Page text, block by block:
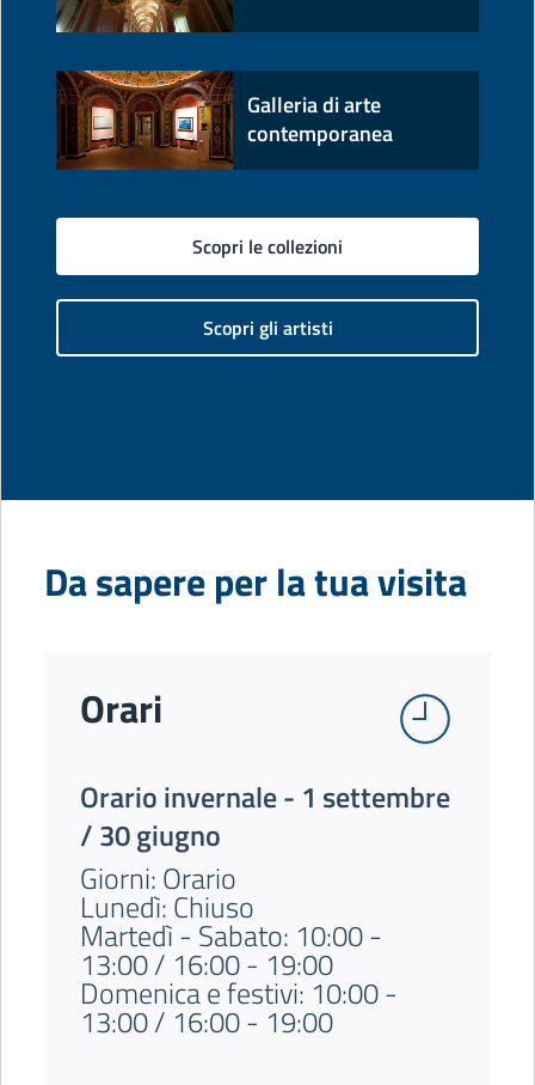
Galleria di arte
contemporanea
Scopri le collezioni
Scopri gli artisti
Da sapere per la tua visita
Orari
Orario invernale - 1 settembre
/ 30 giugno
Giorni: Orario
Lunedì: Chiuso
Martedì - Sabato: 10:00 -
13:00 / 16:00 - 19:00
Domenica e festivi: 10:00 -
13:00 / 16:00 - 19:00